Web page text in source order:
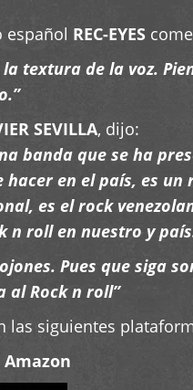
español REC-EYES
textura de la voz.
SEVILLA, dijo:
banda que se ha
en el país, es un
es el rock
n roll en nuestro y
Pues que siga
al Rock n roll”
las siguientes
Amazon